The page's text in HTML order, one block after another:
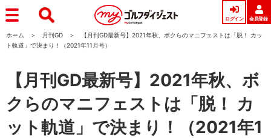
ログイン 会員登録
ホーム 月刊GD
【月刊GD最新号】2021年秋、ボクらのマニフェストは「脱！ カッ
ト軌道」で決まり！（2021年11月号）
【月刊GD最新号】2021年秋、ボ
クらのマニフェストは「脱！ カ
ット軌道」で決まり！（2021年1